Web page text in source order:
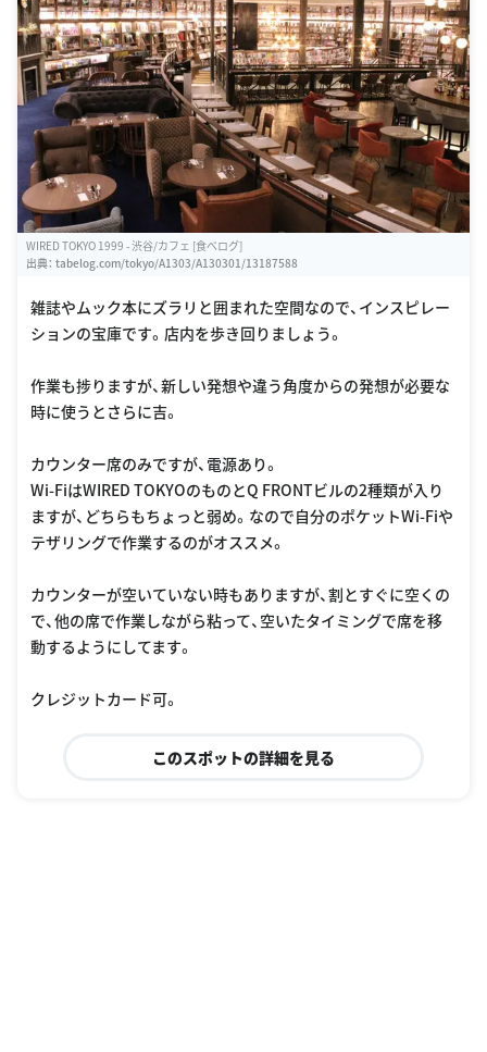
WIRED TOKYO 1999 - 渋谷/カフェ [食べログ]
出典： tabelog.com/tokyo/A1303/A130301/13187588
雑誌やムック本にズラリと囲まれた空間なので、インスピレー
ションの宝庫です。店内を歩き回りましょう。
作業も捗りますが、新しい発想や違う角度からの発想が必要な
時に使うとさらに吉。
カウンター席のみですが、電源あり。
Wi-FiはWIRED TOKYOのものとQ FRONTビルの2種類が入り
ますが、どちらもちょっと弱め。なので自分のポケットWi-Fiや
テザリングで作業するのがオススメ。
カウンターが空いていない時もありますが、割とすぐに空くの
で、他の席で作業しながら粘って、空いたタイミングで席を移
動するようにしてます。
クレジットカード可。
このスポットの詳細を見る